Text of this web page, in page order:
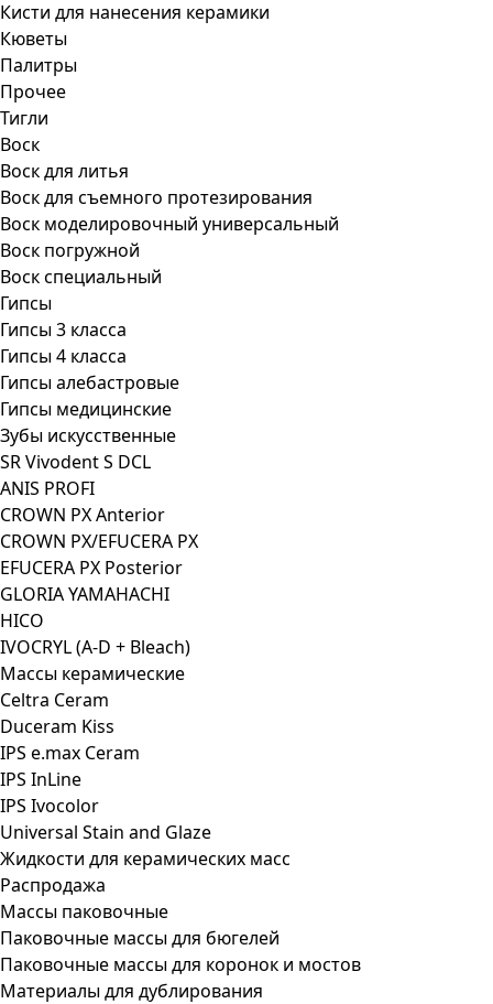
Кисти для нанесения керамики
Кюветы
Палитры
Прочее
Тигли
Воск
Воск для литья
Воск для съемного протезирования
Воск моделировочный универсальный
Воск погружной
Воск специальный
Гипсы
Гипсы 3 класса
Гипсы 4 класса
Гипсы алебастровые
Гипсы медицинские
Зубы искусственные
SR Vivodent S DCL
ANIS PROFI
CROWN PX Anterior
CROWN PX/EFUCERA PX
EFUCERA PX Posterior
GLORIA YAMAHACHI
HICO
IVOCRYL (A-D + Bleach)
Массы керамические
Celtra Ceram
Duceram Kiss
IPS e.max Ceram
IPS InLine
IPS Ivocolor
Universal Stain and Glaze
Жидкости для керамических масс
Распродажа
Массы паковочные
Паковочные массы для бюгелей
Паковочные массы для коронок и мостов
Материалы для дублирования